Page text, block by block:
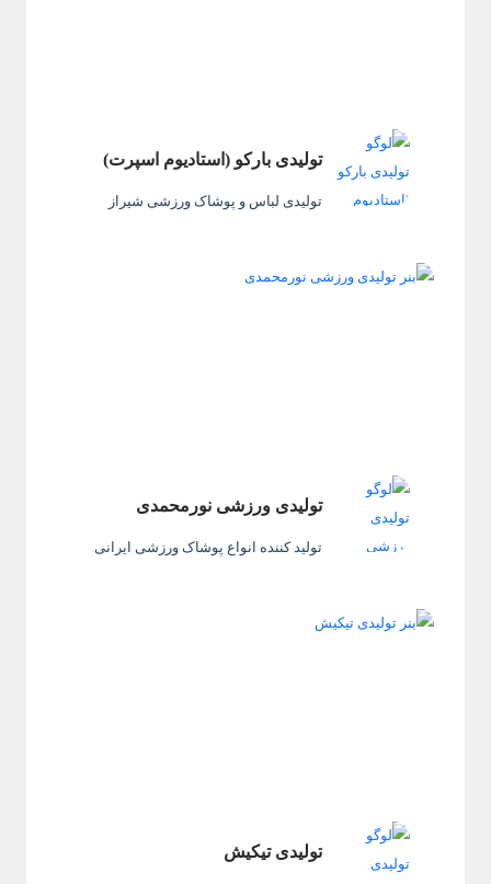
تولیدی بارکو (استادیوم اسپرت)
تولیدی لباس و پوشاک ورزشی شیراز
تولیدی ورزشی نورمحمدی
تولید کننده انواع پوشاک ورزشی ایرانی
تولیدی تیکیش